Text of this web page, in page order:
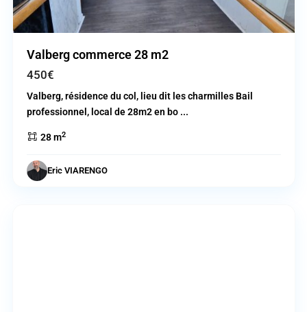
Valberg commerce 28 m2
450€
Valberg, résidence du col, lieu dit les charmilles Bail
professionnel, local de 28m2 en bo ...
28 m2
Eric VIARENGO